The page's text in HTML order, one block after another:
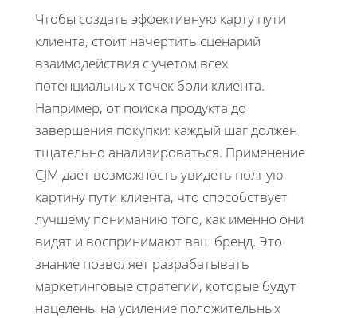
Чтобы создать эффективную карту пути
клиента, стоит начертить сценарий
взаимодействия с учетом всех
потенциальных точек боли клиента.
Например, от поиска продукта до
завершения покупки: каждый шаг должен
тщательно анализироваться. Применение
CJM дает возможность увидеть полную
картину пути клиента, что способствует
лучшему пониманию того, как именно они
видят и воспринимают ваш бренд. Это
знание позволяет разрабатывать
маркетинговые стратегии, которые будут
нацелены на усиление положительных